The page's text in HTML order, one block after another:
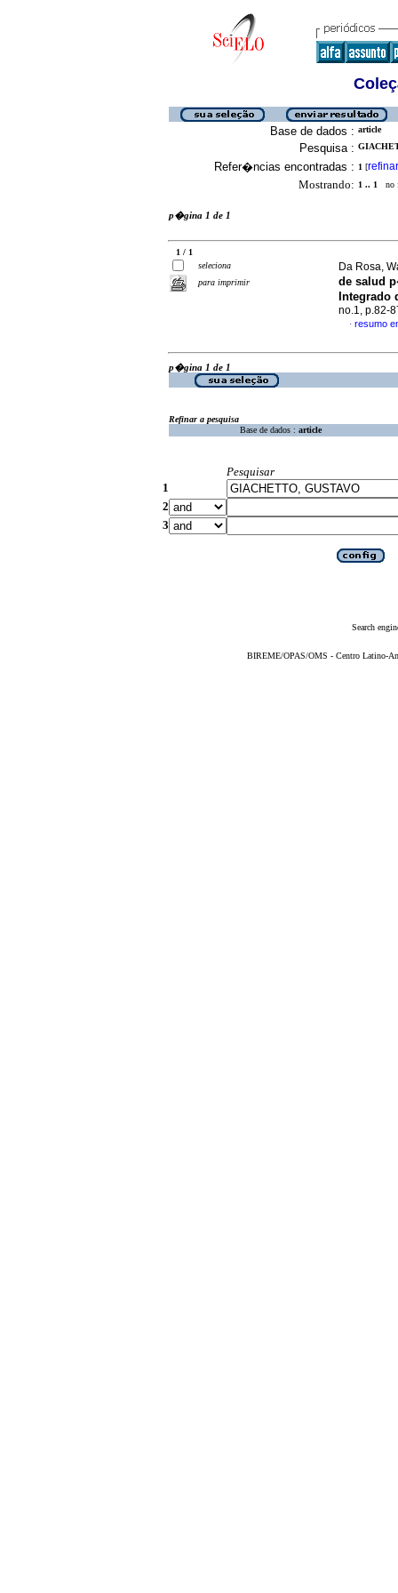
Base de dados : article
Pesquisa :
Refer�ncias encontradas : 1 [refinar
Mostrando: 1 .. 1 no
p�gina 1 de 1
1 / 1
seleciona
para imprimir
Da Rosa,
de salud
Integrado
no.1, p.82-
· resumo
p�gina 1 de 1
Refinar a pesquisa
Base de dados : article
Pesquisar
1
2
3
Search
BIREME/OPAS/OMS - Centro Latino-